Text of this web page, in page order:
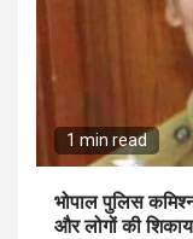
1 min read
भोपाल पुलिस
और लोगों की